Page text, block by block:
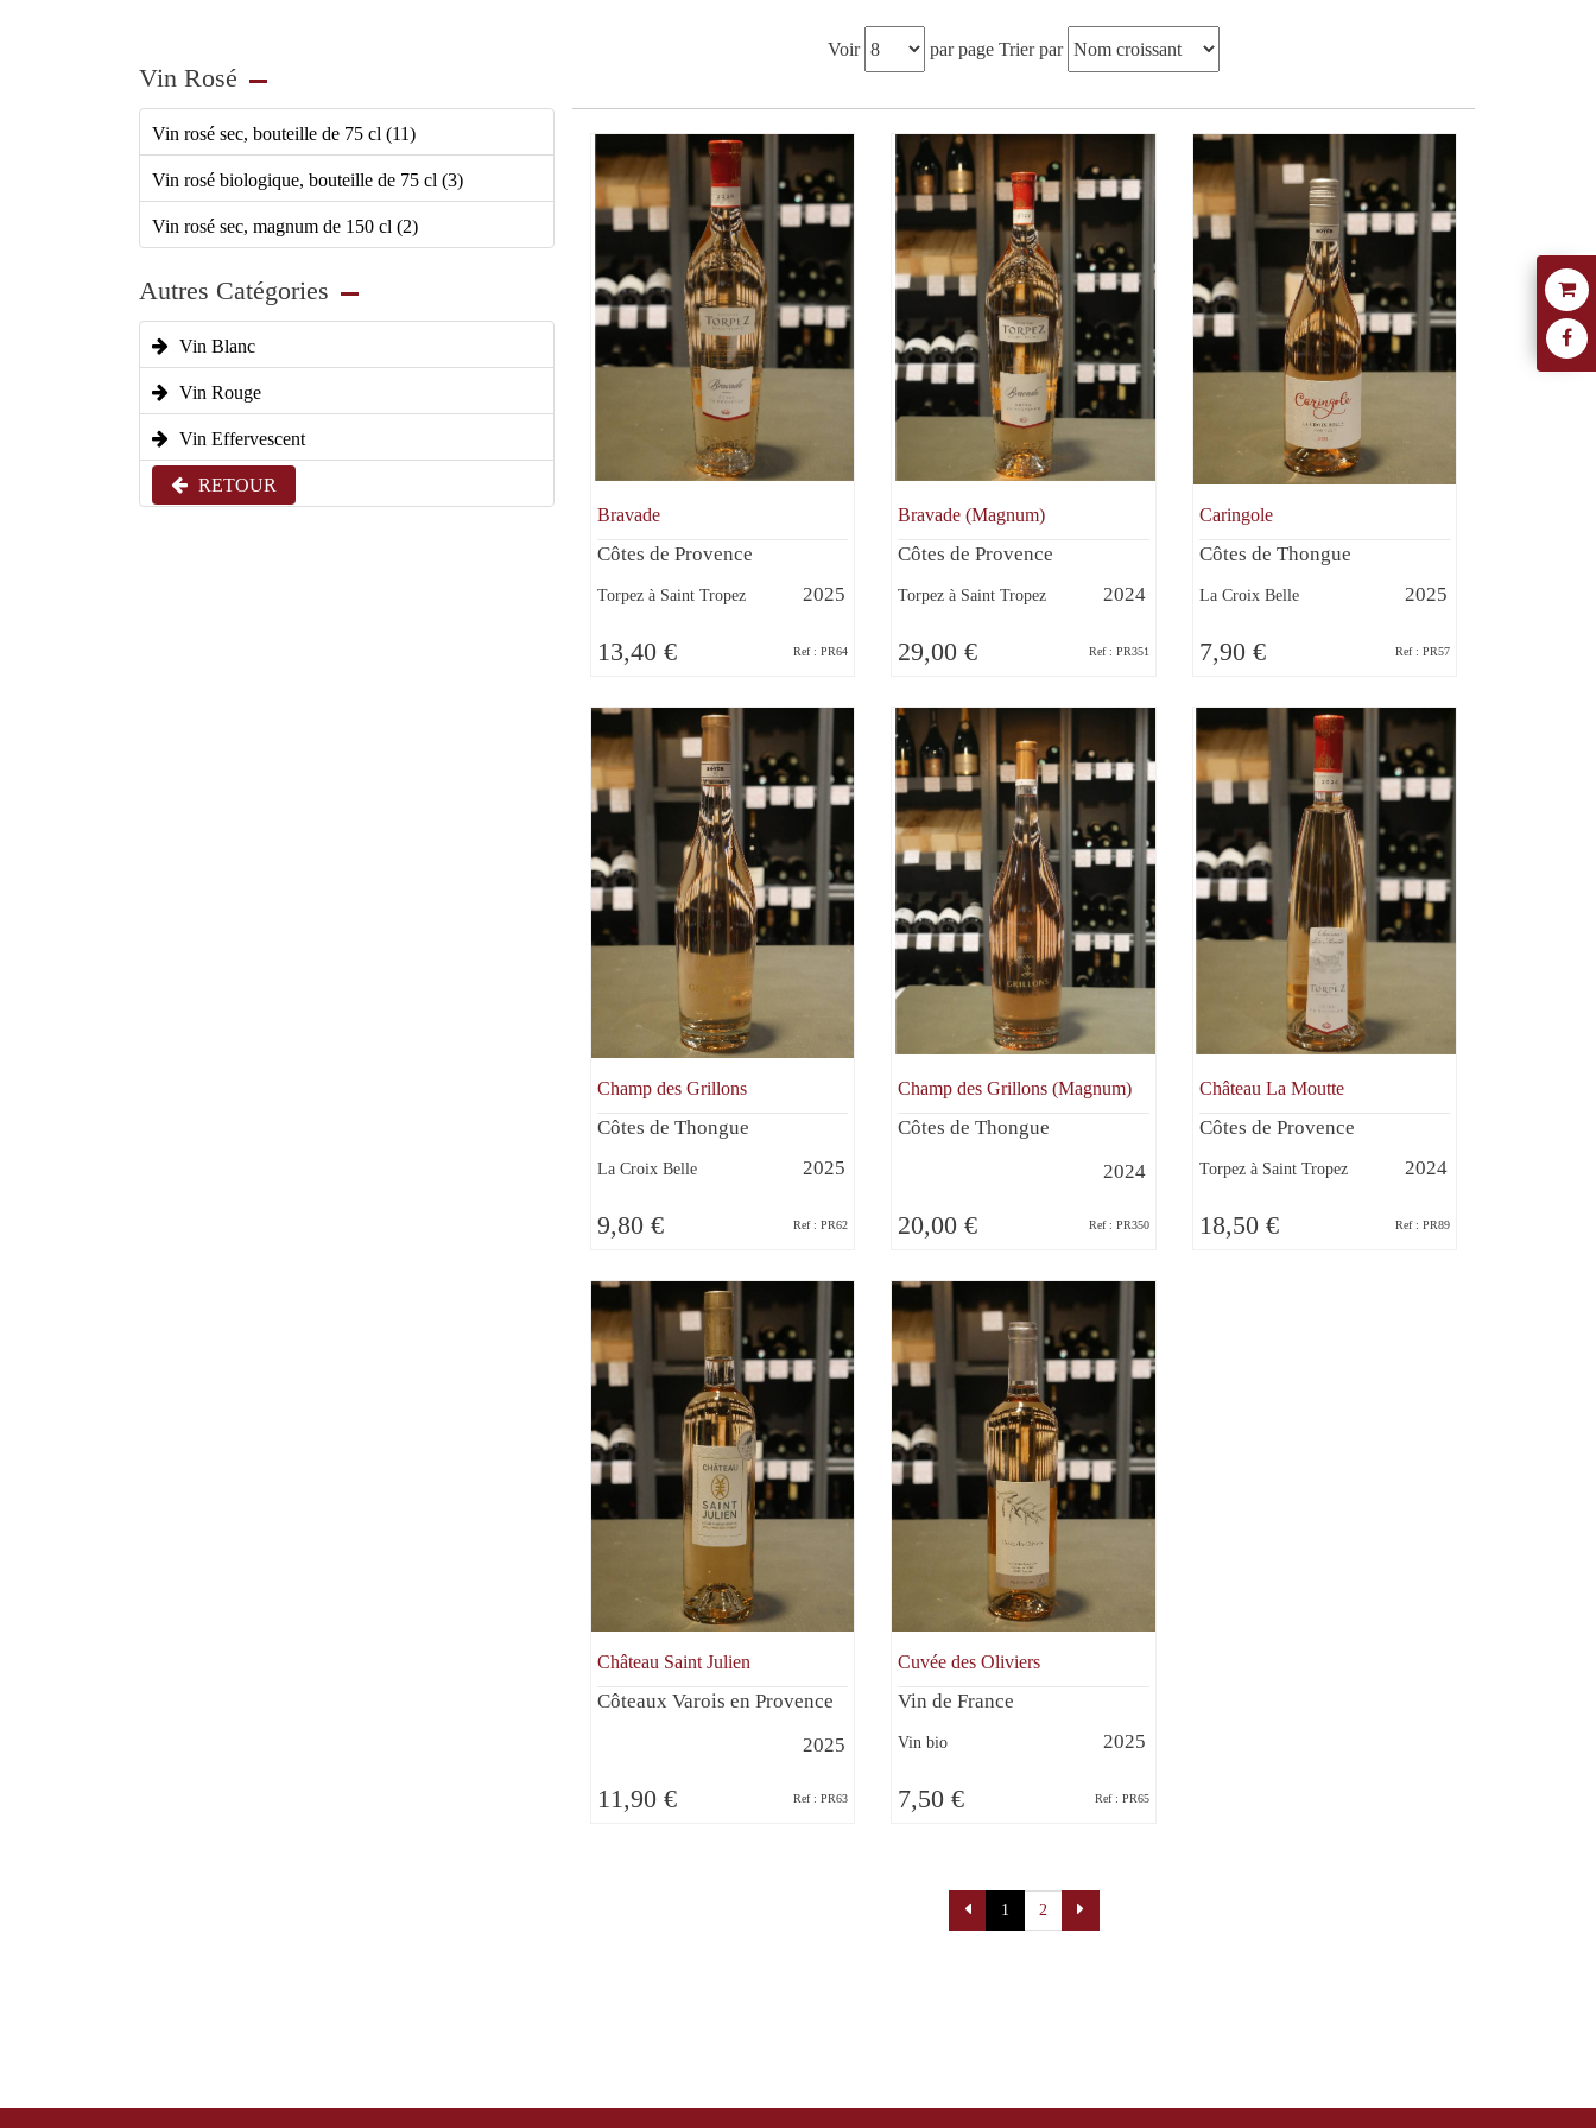
Vin Rosé
Vin rosé sec, bouteille de 75 cl (11)
Vin rosé biologique, bouteille de 75 cl (3)
Vin rosé sec, magnum de 150 cl (2)
Autres Catégories
Vin Blanc
Vin Rouge
Vin Effervescent
RETOUR
Voir par page Trier par
Bravade
Côtes de Provence
Torpez à Saint Tropez 2025
13,40 € Ref : PR64
Bravade (Magnum)
Côtes de Provence
Torpez à Saint Tropez 2024
29,00 € Ref : PR351
Caringole
Côtes de Thongue
La Croix Belle 2025
7,90 € Ref : PR57
Champ des Grillons
Côtes de Thongue
La Croix Belle 2025
9,80 € Ref : PR62
Champ des Grillons (Magnum)
Côtes de Thongue
2024
20,00 € Ref : PR350
Château La Moutte
Côtes de Provence
Torpez à Saint Tropez 2024
18,50 € Ref : PR89
Château Saint Julien
Côteaux Varois en Provence
2025
11,90 € Ref : PR63
Cuvée des Oliviers
Vin de France
Vin bio 2025
7,50 € Ref : PR65
1 2